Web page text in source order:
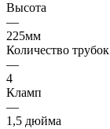
Высота
—
225мм
Количество трубок
—
4
Кламп
—
1,5 дюйма